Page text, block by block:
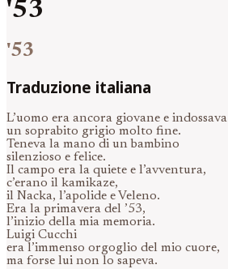
'53
'53
Traduzione italiana
L’uomo era ancora giovane e indossava
un soprabito grigio molto fine.
Teneva la mano di un bambino
silenzioso e felice.
Il campo era la quiete e l’avventura,
c’erano il kamikaze,
il Nacka, l’apolide e Veleno.
Era la primavera del ’53,
l’inizio della mia memoria.
Luigi Cucchi
era l’immenso orgoglio del mio cuore,
ma forse lui non lo sapeva.